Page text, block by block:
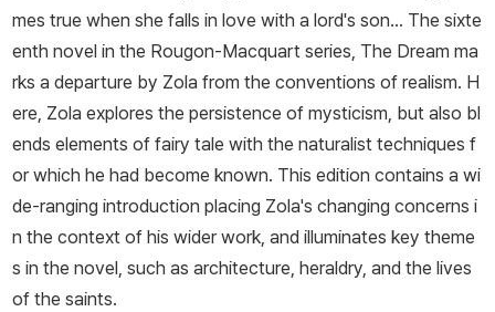
고 있으며, 이 작품집의 제7권인 《목로주점(L’Asso- mmoir)》과 제1
3권인 《제르미날(Germinal)》은 자연주의 소설의 정수로 알려져 있
다. 에밀 졸라는 귀족적이기보다는 서민적이며, 그래서 사회적 정의
를 실현하기 위해 실질적으로 투쟁을 벌인 인물로도 유명하다. 그는
특히 ‘드레퓌스 사건(l’affaire Dreyfus)’과 관련하여, 1898년 1월 1
3일 〈로로르(L’Aurore)〉 신문에 〈나는 고발한다(J’accuse)〉라는 제
목으로 대통령에게 보내는 공개장 형식의 논설 기고문을 발표해 프랑
스 사회가 정의와 진실, 그리고 인권 옹호의 문제를 인식하도록 한 공
로를 인정받고 있다. 하지만 그의 생전에 이러한 공로를 인정받은 것
은 아니었다. 드레퓌스 사건의 부당성에 대한 기고문을 발표한 직후,
mes true when she falls in love with a lord's son... The sixte
enth novel in the Rougon-Macquart series, The Dream ma
rks a departure by Zola from the conventions of realism. H
ere, Zola explores the persistence of mysticism, but also bl
ends elements of fairy tale with the naturalist techniques f
or which he had become known. This edition contains a wi
de-ranging introduction placing Zola's changing concerns i
n the context of his wider work, and illuminates key theme
s in the novel, such as architecture, heraldry, and the lives
of the saints.